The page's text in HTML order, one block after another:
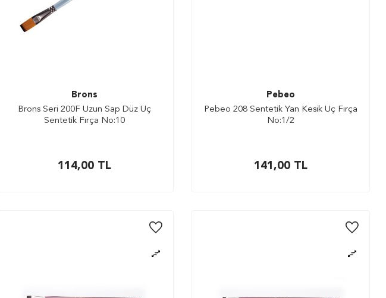
Brons
Brons Seri 200F Uzun Sap Düz Uç
Sentetik Fırça No:10
114,00 TL
Pebeo
Pebeo 208 Sentetik Yan Kesik Uç Fırça
No:1/2
141,00 TL